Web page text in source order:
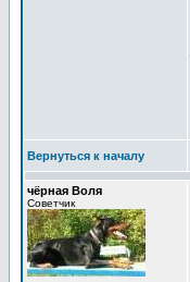
Вернуться к началу
чёрная Воля
Советчик